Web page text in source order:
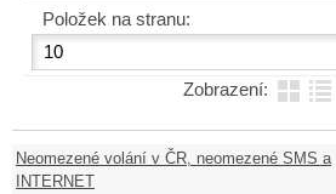
Položek na stranu:
Zobrazení:
Neomezené volání v ČR, neomezené SMS a
INTERNET